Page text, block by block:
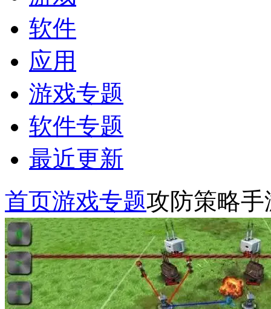
软件
应用
游戏专题
软件专题
最近更新
首页游戏专题攻防策略手